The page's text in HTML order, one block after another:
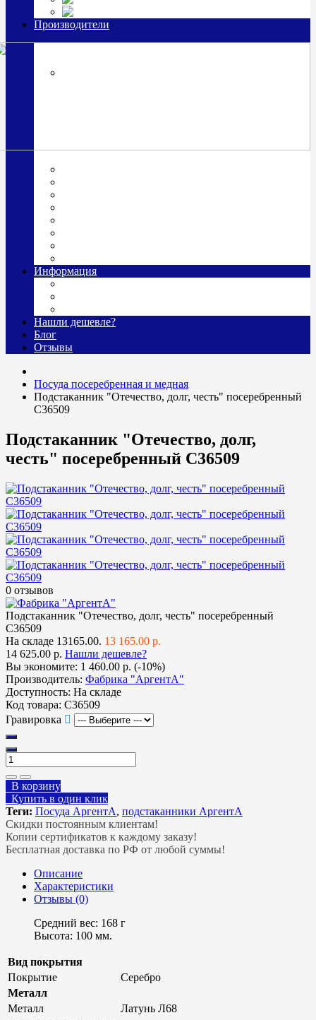
Производители
Информация
Нашли дешевле?
Блог
Отзывы
Посуда посеребренная и медная
Подстаканник "Отечество, долг, честь" посеребренный
С36509
Подстаканник "Отечество, долг,
честь" посеребренный С36509
0 отзывов
Подстаканник "Отечество, долг, честь" посеребренный
С36509
На складе 13165.00. 13 165.00 р.
14 625.00 р. Нашли дешевле?
Вы экономите: 1 460.00 р. (-10%)
Производитель: Фабрика "АргентА"
Доступность: На складе
Код товара: С36509
Гравировка
В корзину
Купить в один клик
Теги: Посуда АргентА, подстаканники АргентА
Скидки постоянным клиентам!
Копии сертификатов к каждому заказу!
Бесплатная доставка по РФ от любой суммы!
Описание
Характеристики
Отзывы (0)
Средний вес: 168 г
Высота: 100 мм.
Вид покрытия
Покрытие
Серебро
Металл
Металл
Латунь Л68